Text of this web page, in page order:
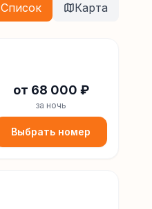
Список Карта
от 68 000 ₽
за ночь
Выбрать номер